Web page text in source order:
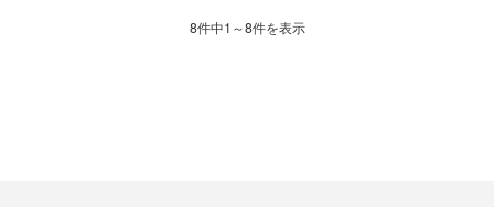
8件中1～8件を表示